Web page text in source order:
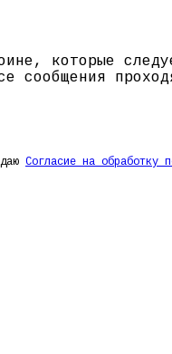
которые
сообщения
Согласие на обработку